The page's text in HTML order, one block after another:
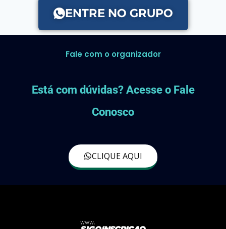
ENTRE NO GRUPO
Fale com o organizador
Está com dúvidas? Acesse o Fale
Conosco
CLIQUE AQUI